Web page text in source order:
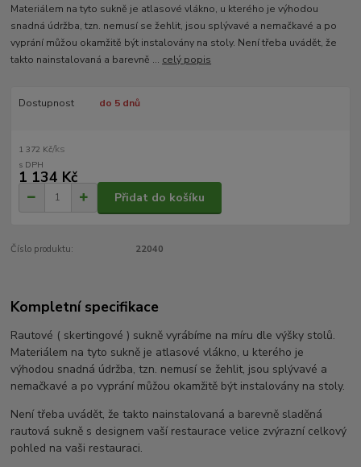
Materiálem na tyto sukně je atlasové vlákno, u kterého je výhodou
snadná údržba, tzn. nemusí se žehlit, jsou splývavé a nemačkavé a po
vyprání můžou okamžitě být instalovány na stoly. Není třeba uvádět, že
takto nainstalovaná a barevně ... celý popis
Dostupnost do 5 dnů
1 372 Kč/ks
1 134 Kč
Přidat do košíku
Číslo produktu: 22040
Kompletní specifikace
Rautové ( skertingové ) sukně vyrábíme na míru dle výšky stolů.
Materiálem na tyto sukně je atlasové vlákno, u kterého je
výhodou snadná údržba, tzn. nemusí se žehlit, jsou splývavé a
nemačkavé a po vyprání můžou okamžitě být instalovány na stoly.
Není třeba uvádět, že takto nainstalovaná a barevně sladěná
rautová sukně s designem vaší restaurace velice zvýrazní celkový
pohled na vaši restauraci.